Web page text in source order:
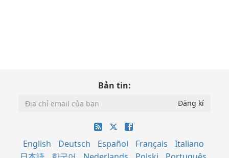
Bản tin:
English Deutsch Español Français
Italiano